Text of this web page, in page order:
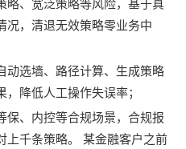
略、宽泛策略等风险，基于真
况，清退无效策略零业务中
动选墙、路径计算、生成策略
降低人工操作失误率；
保、内控等合规场景，合规报
上千条策略。 某金融客户之前